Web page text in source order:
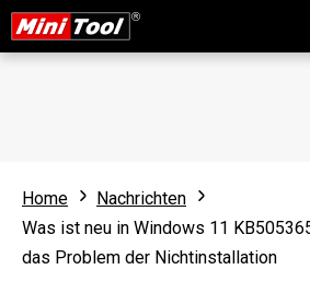
Home
Nachrichten
Was ist neu in Windows 11
das Problem der Nichtinstallation